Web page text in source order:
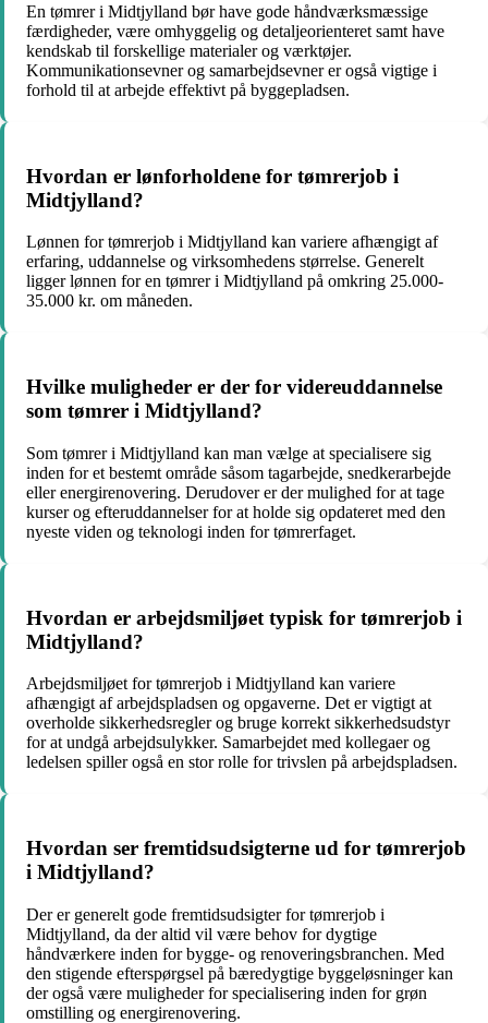
En tømrer i Midtjylland bør have gode håndværksmæssige
færdigheder, være omhyggelig og detaljeorienteret samt have
kendskab til forskellige materialer og værktøjer.
Kommunikationsevner og samarbejdsevner er også vigtige i
forhold til at arbejde effektivt på byggepladsen.
Hvordan er lønforholdene for tømrerjob i
Midtjylland?
Lønnen for tømrerjob i Midtjylland kan variere afhængigt af
erfaring, uddannelse og virksomhedens størrelse. Generelt
ligger lønnen for en tømrer i Midtjylland på omkring 25.000-
35.000 kr. om måneden.
Hvilke muligheder er der for videreuddannelse
som tømrer i Midtjylland?
Som tømrer i Midtjylland kan man vælge at specialisere sig
inden for et bestemt område såsom tagarbejde, snedkerarbejde
eller energirenovering. Derudover er der mulighed for at tage
kurser og efteruddannelser for at holde sig opdateret med den
nyeste viden og teknologi inden for tømrerfaget.
Hvordan er arbejdsmiljøet typisk for tømrerjob i
Midtjylland?
Arbejdsmiljøet for tømrerjob i Midtjylland kan variere
afhængigt af arbejdspladsen og opgaverne. Det er vigtigt at
overholde sikkerhedsregler og bruge korrekt sikkerhedsudstyr
for at undgå arbejdsulykker. Samarbejdet med kollegaer og
ledelsen spiller også en stor rolle for trivslen på arbejdspladsen.
Hvordan ser fremtidsudsigterne ud for tømrerjob
i Midtjylland?
Der er generelt gode fremtidsudsigter for tømrerjob i
Midtjylland, da der altid vil være behov for dygtige
håndværkere inden for bygge- og renoveringsbranchen. Med
den stigende efterspørgsel på bæredygtige byggeløsninger kan
der også være muligheder for specialisering inden for grøn
omstilling og energirenovering.